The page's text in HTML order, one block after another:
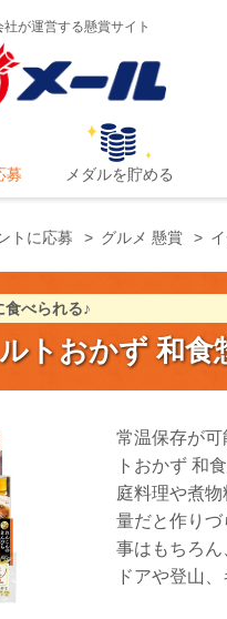
社が運営する懸賞サイト
募 メダルを貯める
トに応募 グルメ 懸賞
べられる♪
トおかず 和食
常温保存が
トおかず 和
庭料理や煮
量だと作り
事はもちろん
ドアや登山